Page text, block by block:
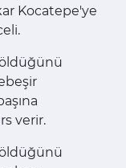
Kocatepe'ye
öldüğünü
verir.
öldüğünü